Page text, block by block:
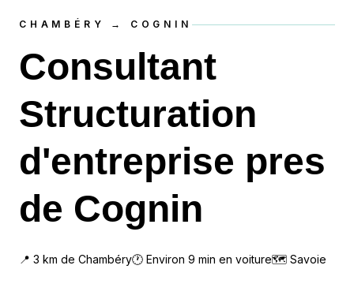
CHAMBÉRY → COGNIN
Consultant
Structuration
d'entreprise pres
de Cognin
📍 3 km de Chambéry🕐 Environ 9 min en voiture🗺 Savoie